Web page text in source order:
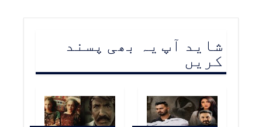
شاید آپ یہ بھی پسند
کریں